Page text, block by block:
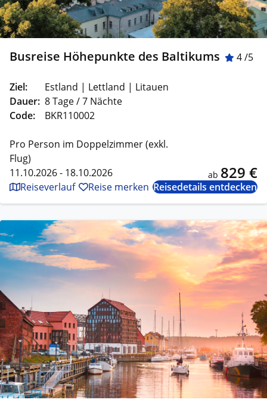
Busreise Höhepunkte des Baltikums 4 /5
Ziel:
Estland | Lettland | Litauen
Dauer: 8 Tage / 7 Nächte
Code:
BKR110002
Pro Person im Doppelzimmer (exkl.
Flug)
11.10.2026 - 18.10.2026
ab 829 €
Reiseverlauf Reise merken Reisedetails entdecken